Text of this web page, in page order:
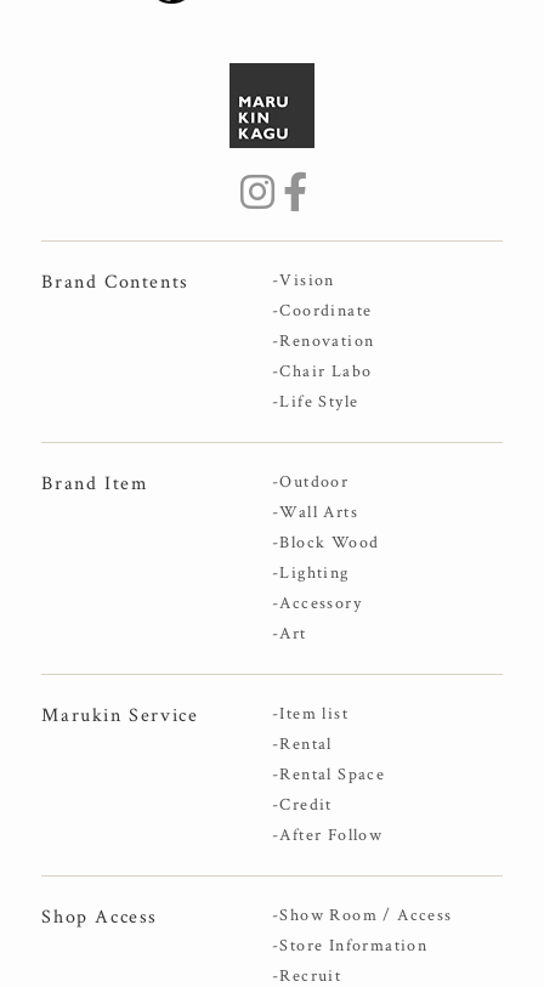
Brand Contents
-Vision
-Coordinate
-Renovation
-Chair Labo
-Life Style
Brand Item
-Outdoor
-Wall Arts
-Block Wood
-Lighting
-Accessory
-Art
Marukin Service
-Item list
-Rental
-Rental Space
-Credit
-After Follow
Shop Access
-Show Room / Access
-Store Information
-Recruit